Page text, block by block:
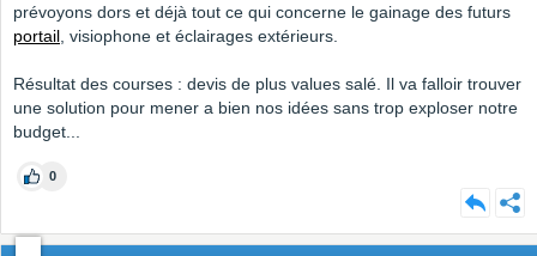
prévoyons dors et déjà tout ce qui concerne le gainage des futurs
portail, visiophone et éclairages extérieurs.
Résultat des courses : devis de plus values salé. Il va falloir trouver
une solution pour mener a bien nos idées sans trop exploser notre
budget...
0